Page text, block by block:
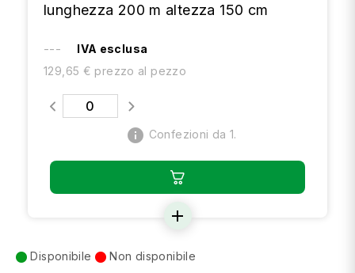
lunghezza 200 m altezza 150 cm
---
IVA esclusa
129,65 € prezzo al pezzo
info Confezioni da 1.
add
Disponibile Non disponibile